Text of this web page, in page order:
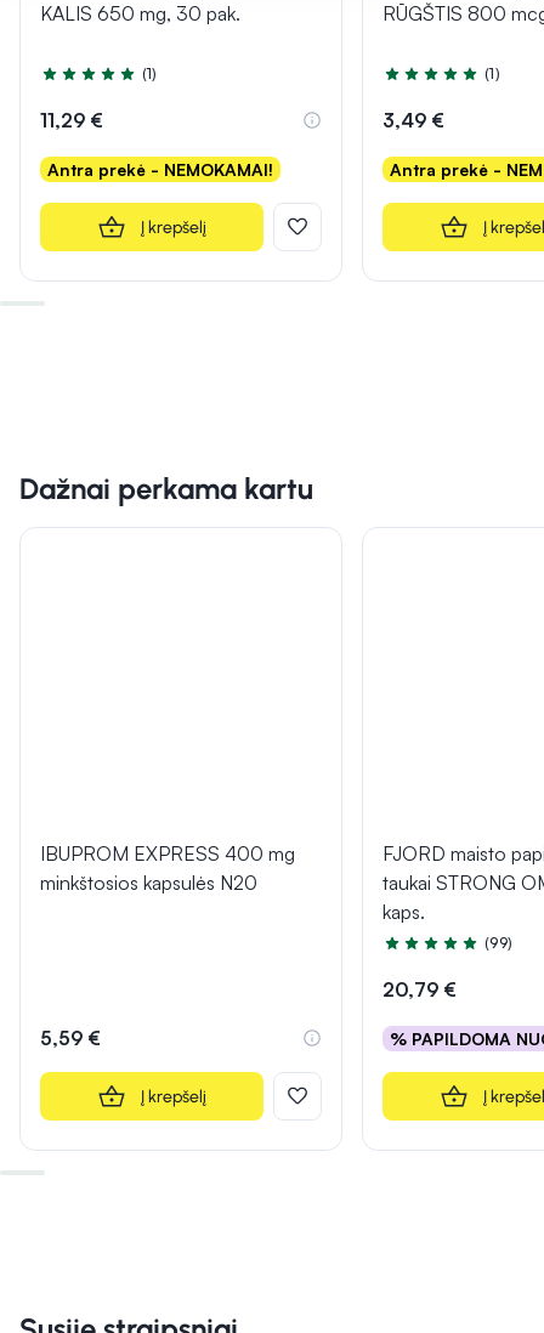
KALIS 650 mg, 30 pak.
Įvertinimas 5.0 iš 5
(1)
11,29 €
Antra prekė - NEMOKAMAI!
Į krepšelį
RŪGŠTIS 800
Įvertinimas 5.0 iš 5
(1)
3,49 €
Antra prekė -
Į
Dažnai perkama kartu
IBUPROM EXPRESS 400 mg
minkštosios kapsulės N20
5,59 €
Į krepšelį
FJORD maisto
taukai STRONG
kaps.
Įvertinimas 4.9 iš 5
(99)
20,79 €
% PAPILDOMA
Į